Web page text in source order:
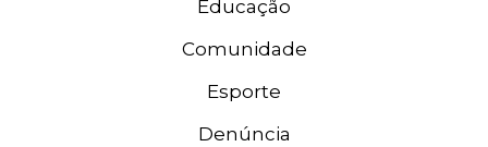
Educação
Comunidade
Esporte
Denúncia